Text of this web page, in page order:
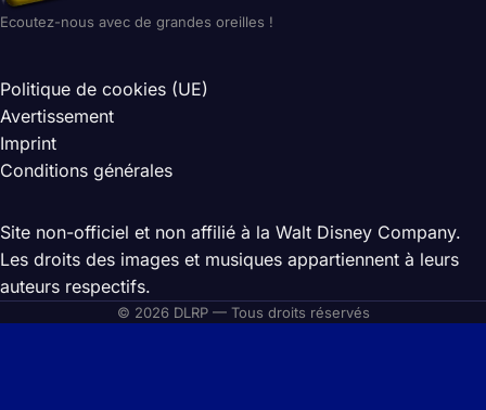
Ecoutez-nous avec de grandes oreilles !
Politique de cookies (UE)
Avertissement
Imprint
Conditions générales
Site non-officiel et non affilié à la Walt Disney Company.
Les droits des images et musiques appartiennent à leurs
auteurs respectifs.
© 2026 DLRP — Tous droits réservés